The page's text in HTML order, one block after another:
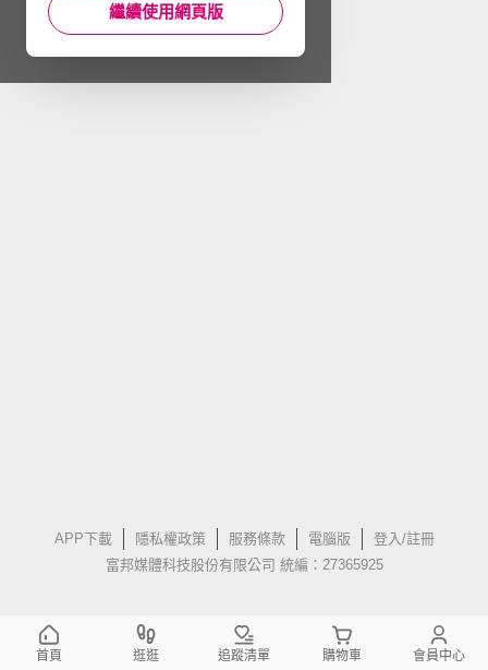
APP下載 隱私權政策 服務條款 電腦版
登入/註冊
富邦媒體科技股份有限公司 統編：27365925
繼續使用網頁版
首頁 逛逛 追蹤清單 購物車 會員中心